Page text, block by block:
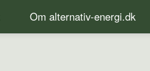
Om alternativ-energi.dk